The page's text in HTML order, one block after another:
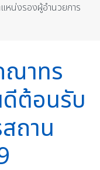
หน่งรองผู้อำนวยการ
ณาทร
ต้อนรับ
ถาน